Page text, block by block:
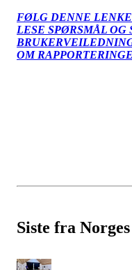
FØLG DENNE
LESE SPØRSMÅL OG
OM
Siste fra